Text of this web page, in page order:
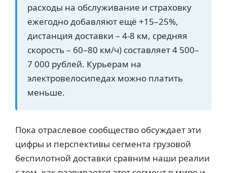
расходы на обслуживание и страховку
ежегодно добавляют ещё +15–25%,
дистанция доставки – 4-8 км, средняя
скорость – 60–80 км/ч) составляет 4 500–
7 000 рублей. Курьерам на
электровелосипедах можно платить
меньше.
Пока отраслевое сообщество обсуждает эти
цифры и перспективы сегмента грузовой
беспилотной доставки сравним наши реалии